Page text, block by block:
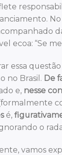
ecoa: “Se
essa
no Brasil. De
e, nesse
é,
o
vamos